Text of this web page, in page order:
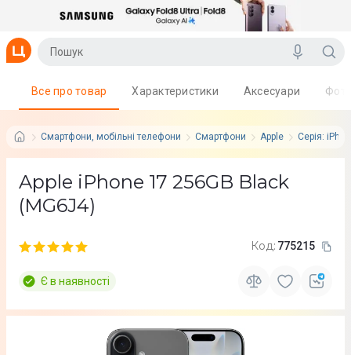
Смартфони, мобільні телефони Смартфони Apple Серія:
Все про товар Характеристики Аксесуари
Apple iPhone 17 256GB Black
(MG6J4)
Код: 775215
Є в наявності